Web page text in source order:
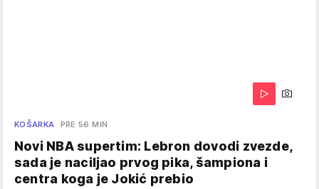
KOŠARKA PRE 56 MIN
Novi NBA supertim: Lebron dovodi zvezde,
sada je naciljao prvog pika, šampiona i
centra koga je Jokić prebio